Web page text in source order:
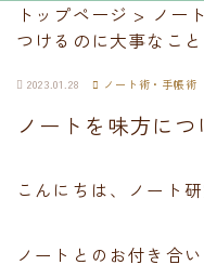
トップページ > ノー
つけるのに大事なこと
2023.01.28 ノート術・手帳術
ノートを味方に
こんにちは、ノート
ノートとのお付き合